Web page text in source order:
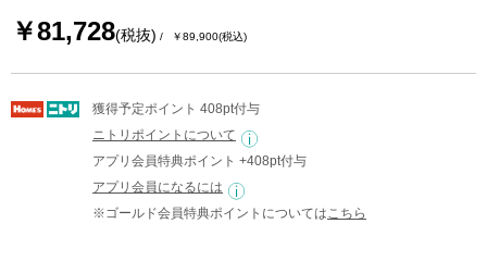
￥81,728(税抜) ￥89,900(税込)
獲得予定ポイント 408pt付与
ニトリポイントについて
アプリ会員特典ポイント +408pt付与
アプリ会員になるには
※ゴールド会員特典ポイントについては こちら